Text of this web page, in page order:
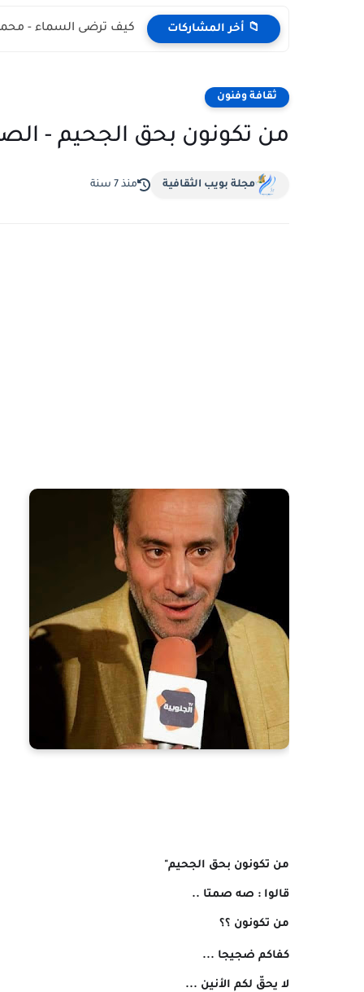
📁 أخر المشاركات كيف ترضى السماء -
ثقافة وفنون
من تكونون بحق الجحيم -
مجلة بويب الثقافية منذ 7 سنة
من تكونون بحق الجحيم"
قالوا : صه صمتا ..
من تكونون ؟؟
كفاكم ضجيجا ...
لا يحقّ لكم الأنين ...